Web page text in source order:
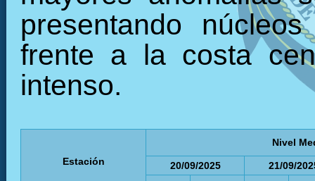
presentando
frente a la costa
intenso.
Estación
Nivel
20/09/2025
21/09/